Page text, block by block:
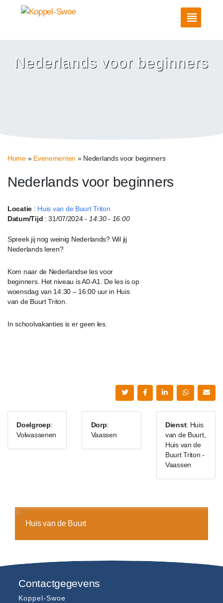
Nederlands voor beginners
Home» Evenementen » Nederlands voor beginners
Nederlands voor beginners
Locatie : Huis van de Buurt Triton
Datum/Tijd : 31/07/2024 - 14:30 - 16:00
Spreek jij nog weinig Nederlands? Wil jij
Nederlands leren?
Kom naar de Nederlandse les voor
beginners. Het niveau is A0-A1. De les is op
woensdag van 14:30 – 16:00 uur in Huis
van de Buurt Triton.
In schoolvakanties is er geen les.
Doelgroep:
Volwassenen
Dorp:
Vaassen
Dienst: Huis
van de Buurt,
Huis van de
Buurt Triton -
Vaassen
Huis van de Buurt
Contactgegevens
Koppel-Swoe